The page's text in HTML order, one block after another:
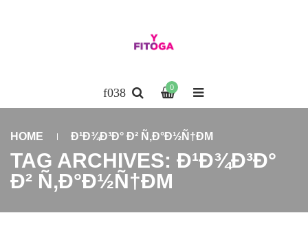
0
HOME Ð¹Ð¾Ð³Ð° Ð² Ñ‚Ð°Ð½Ñ†ÐΜ
TAG ARCHIVES: Ð¹Ð¾Ð³Ð°
Ð² Ñ‚Ð°Ð½Ñ†ÐΜ